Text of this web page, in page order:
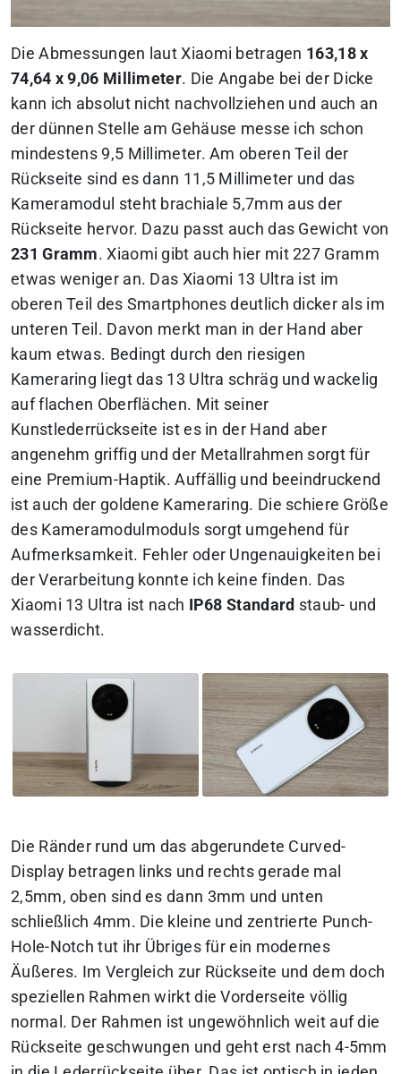
Die Abmessungen laut Xiaomi betragen 163,18 x
74,64 x 9,06 Millimeter. Die Angabe bei der Dicke
kann ich absolut nicht nachvollziehen und auch an
der dünnen Stelle am Gehäuse messe ich schon
mindestens 9,5 Millimeter. Am oberen Teil der
Rückseite sind es dann 11,5 Millimeter und das
Kameramodul steht brachiale 5,7mm aus der
Rückseite hervor. Dazu passt auch das Gewicht von
231 Gramm. Xiaomi gibt auch hier mit 227 Gramm
etwas weniger an. Das Xiaomi 13 Ultra ist im
oberen Teil des Smartphones deutlich dicker als im
unteren Teil. Davon merkt man in der Hand aber
kaum etwas. Bedingt durch den riesigen
Kameraring liegt das 13 Ultra schräg und wackelig
auf flachen Oberflächen. Mit seiner
Kunstlederrückseite ist es in der Hand aber
angenehm griffig und der Metallrahmen sorgt für
eine Premium-Haptik. Auffällig und beeindruckend
ist auch der goldene Kameraring. Die schiere Größe
des Kameramodulmoduls sorgt umgehend für
Aufmerksamkeit. Fehler oder Ungenauigkeiten bei
der Verarbeitung konnte ich keine finden. Das
Xiaomi 13 Ultra ist nach IP68 Standard staub- und
wasserdicht.
Die Ränder rund um das abgerundete Curved-
Display betragen links und rechts gerade mal
2,5mm, oben sind es dann 3mm und unten
schließlich 4mm. Die kleine und zentrierte Punch-
Hole-Notch tut ihr Übriges für ein modernes
Äußeres. Im Vergleich zur Rückseite und dem doch
speziellen Rahmen wirkt die Vorderseite völlig
normal. Der Rahmen ist ungewöhnlich weit auf die
Rückseite geschwungen und geht erst nach 4-5mm